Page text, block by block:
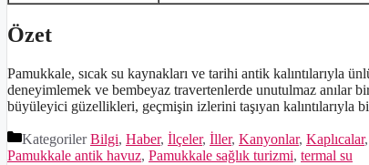
Özet
Pamukkale, sıcak su kaynakları ve tarihi antik kalıntılarıyla
deneyimlemek ve bembeyaz travertenlerde unutulmaz anılar
büyüleyici güzellikleri, geçmişin izlerini taşıyan kalıntılarıyla
KategorilerBilgi, Haber, İlçeler, İller, Kanyonlar, Kaplıcalar,
Pamukkale antik havuz, Pamukkale sağlık turizmi, termal su